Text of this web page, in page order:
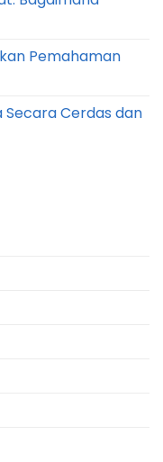
Pemahaman
Secara Cerdas dan